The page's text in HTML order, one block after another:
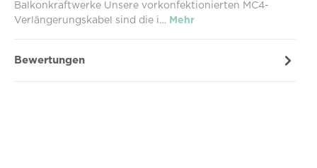
Balkonkraftwerke Unsere vorkonfektionierten MC4-
Verlängerungskabel sind die i… Mehr
Bewertungen